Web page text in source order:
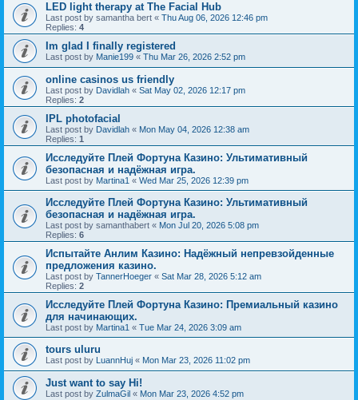
LED light therapy at The Facial Hub
Last post by samantha bert « Thu Aug 06, 2026 12:46 pm
Replies: 4
Im glad I finally registered
Last post by Manie199 « Thu Mar 26, 2026 2:52 pm
online casinos us friendly
Last post by Davidlah « Sat May 02, 2026 12:17 pm
Replies: 2
IPL photofacial
Last post by Davidlah « Mon May 04, 2026 12:38 am
Replies: 1
Исследуйте Плей Фортуна Казино: Ультимативный
безопасная и надёжная игра.
Last post by Martina1 « Wed Mar 25, 2026 12:39 pm
Исследуйте Плей Фортуна Казино: Ультимативный
безопасная и надёжная игра.
Last post by samanthabert « Mon Jul 20, 2026 5:08 pm
Replies: 6
Испытайте Анлим Казино: Надёжный непревзойденные
предложения казино.
Last post by TannerHoeger « Sat Mar 28, 2026 5:12 am
Replies: 2
Исследуйте Плей Фортуна Казино: Премиальный казино
для начинающих.
Last post by Martina1 « Tue Mar 24, 2026 3:09 am
tours uluru
Last post by LuannHuj « Mon Mar 23, 2026 11:02 pm
Just want to say Hi!
Last post by ZulmaGil « Mon Mar 23, 2026 4:52 pm